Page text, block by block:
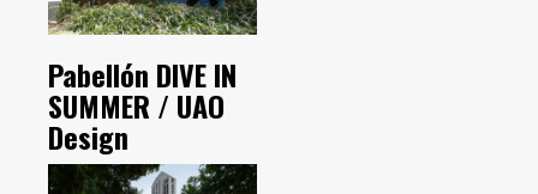
Pabellón DIVE IN
SUMMER / UAO
Design